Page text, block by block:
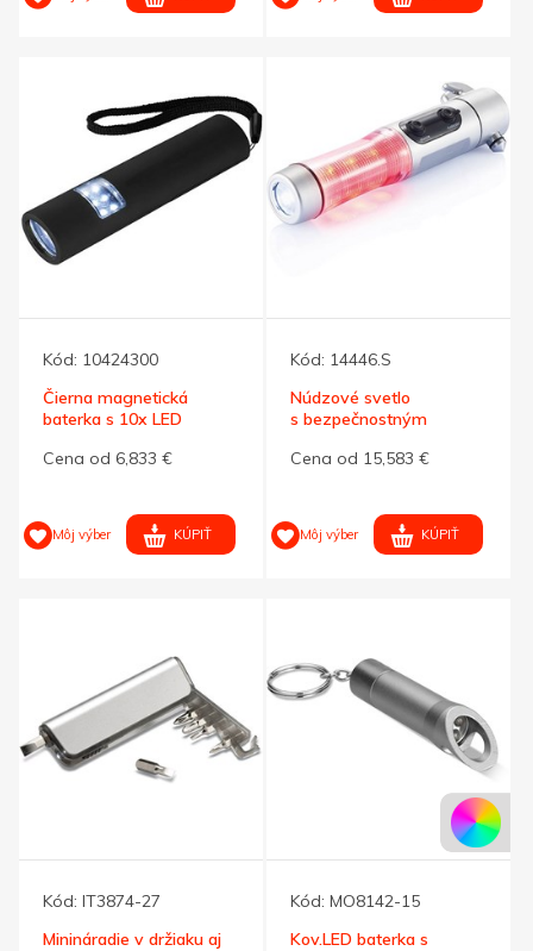
Kód: 10424300
Čierna magnetická
baterka s 10x LED
Cena od 6,833 €
Môj výber KÚPIŤ
Kód: 14446.S
Núdzové svetlo
s bezpečnostným
Cena od 15,583 €
Môj výber KÚPIŤ
Kód: IT3874-27
Minináradie v držiaku aj
Kód: MO8142-15
Kov.LED baterka s